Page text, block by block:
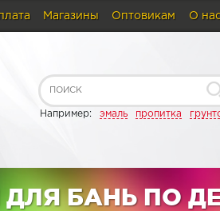
Магазины Оптовикам О
Например: эмаль пропитка
БАНЬ ПО